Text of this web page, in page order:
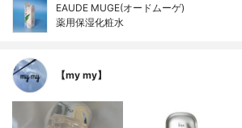
EAUDE MUGE(オードムーゲ)
薬用保湿化粧水
【my my】